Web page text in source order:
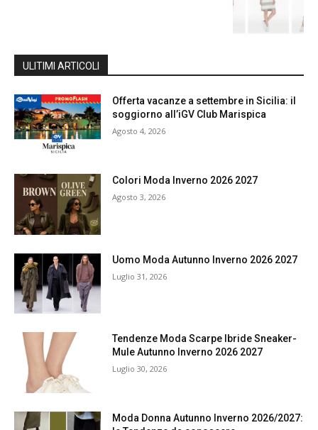
ULITIMI ARTICOLI
Offerta vacanze a settembre in Sicilia: il
soggiorno all’iGV Club Marispica
Agosto 4, 2026
Colori Moda Inverno 2026 2027
Agosto 3, 2026
Uomo Moda Autunno Inverno 2026 2027
Luglio 31, 2026
Tendenze Moda Scarpe Ibride Sneaker-
Mule Autunno Inverno 2026 2027
Luglio 30, 2026
Moda Donna Autunno Inverno 2026/2027: